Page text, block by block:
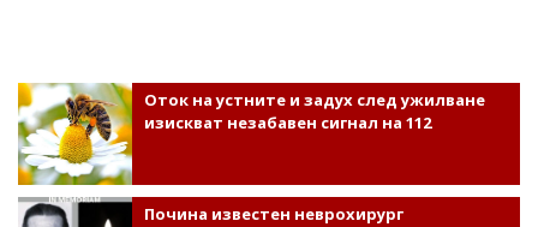
Оток на устните и задух след ужилване
изискват незабавен сигнал на 112
Почина известен неврохирург